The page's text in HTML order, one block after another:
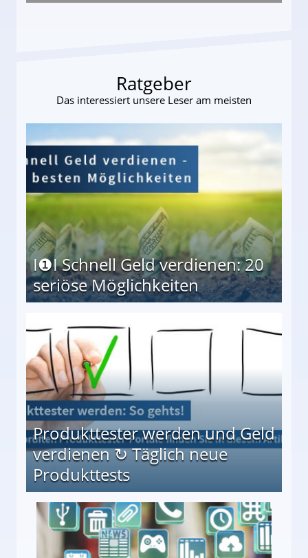
Ratgeber
Das interessiert unsere Leser am meisten
I❶I Schnell Geld verdienen: 20
seriöse Möglichkeiten
Produkttester werden und Geld
verdienen ↻ Täglich neue
Produkttests
↻ Täglich neue Produkttests